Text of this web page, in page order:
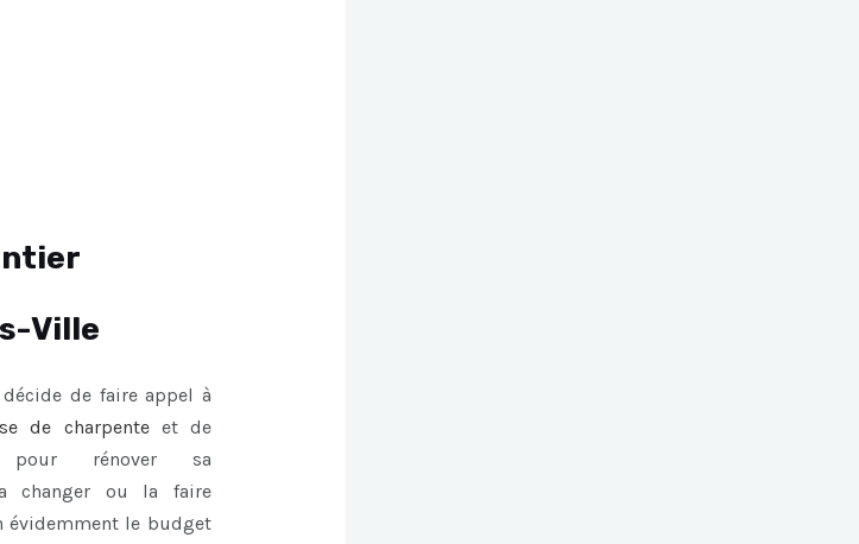
Ville
décide de faire appel à
de charpenteet de
pour rénover sa
changer ou la faire
évidemment le budget